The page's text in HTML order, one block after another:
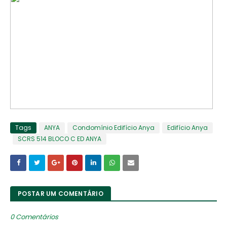
Tags ANYA Condomínio Edifício Anya
Edifício Anya
SCRS 514 BLOCO C ED ANYA
POSTAR UM COMENTÁRIO
0 Comentários